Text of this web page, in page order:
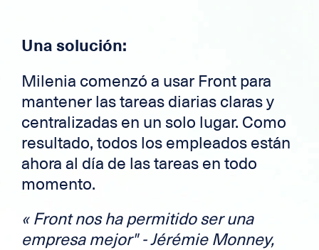
Una solución:
Milenia comenzó a usar Front para
mantener las tareas diarias claras y
centralizadas en un solo lugar. Como
resultado, todos los empleados están
ahora al día de las tareas en todo
momento.
« Front nos ha permitido ser una
empresa mejor" - Jérémie Monney,